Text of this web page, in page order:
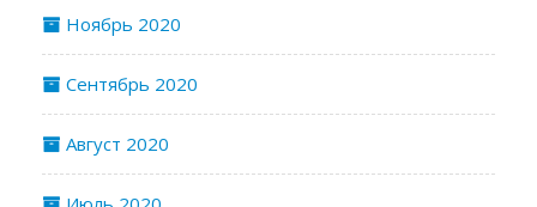
Ноябрь 2020
Сентябрь 2020
Август 2020